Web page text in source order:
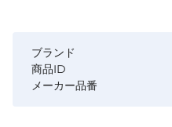
ブランド
商品ID
メーカー品番